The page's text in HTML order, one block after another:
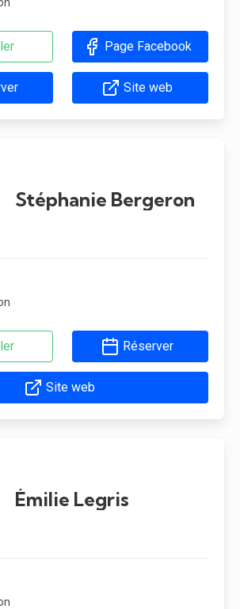
Page Facebook
Site web
Stéphanie Bergeron
Réserver
Site web
Émilie Legris